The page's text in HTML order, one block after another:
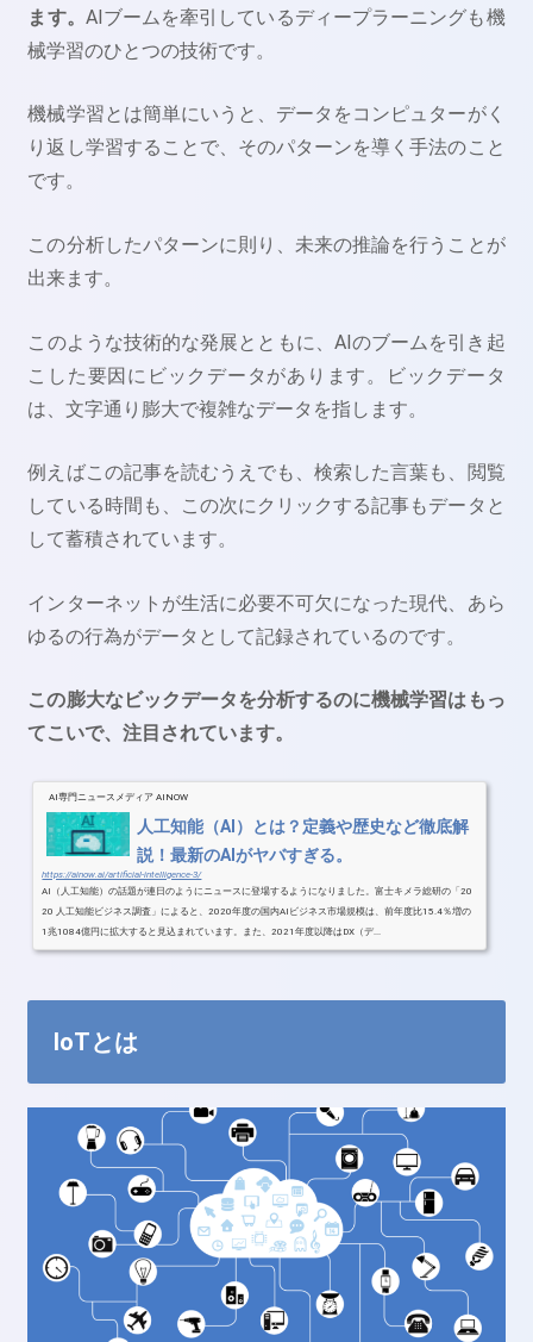
ます。 AIブームを牽引しているディープラーニングも機
械学習のひとつの技術です。
機械学習とは簡単にいうと、データをコンピュターがく
り返し学習することで、そのパターンを導く手法のこと
です。
この分析したパターンに則り、未来の推論を行うことが
出来ます。
このような技術的な発展とともに、AIのブームを引き起
こした要因にビックデータがあります。ビックデータ
は、文字通り膨大で複雑なデータを指します。
例えばこの記事を読むうえでも、検索した言葉も、閲覧
している時間も、この次にクリックする記事もデータと
して蓄積されています。
インターネットが生活に必要不可欠になった現代、あら
ゆるの行為がデータとして記録されているのです。
この膨大なビックデータを分析するのに機械学習はもっ
てこいで、注目されています。
AI専門ニュースメディア AINOW
人工知能（AI）とは？定義や歴史など徹底解
説！最新のAIがヤバすぎる。
https://ainow.ai/artificial-intelligence-3/
AI（人工知能）の話題が連日のようにニュースに登場するようになりました。富士キメラ総研の「20
20 人工知能ビジネス調査」によると、2020年度の国内AIビジネス市場規模は、前年度比15.4％増の
1兆1084億円に拡大すると見込まれています。また、2021年度以降はDX（デ...
IoTとは